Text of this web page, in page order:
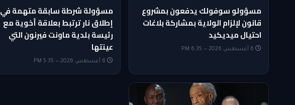
مسؤولو سوفولك يدفعون بمشروع
قانون لإلزام الولاية بمشاركة بلاغات
احتيال ميديكيد
مسؤولة شرطة سابقة متهمة في
إطلاق نار ترتبط بعلاقة أخوية مع
رئيسة بلدية ماونت فيرنون التي
عينتها